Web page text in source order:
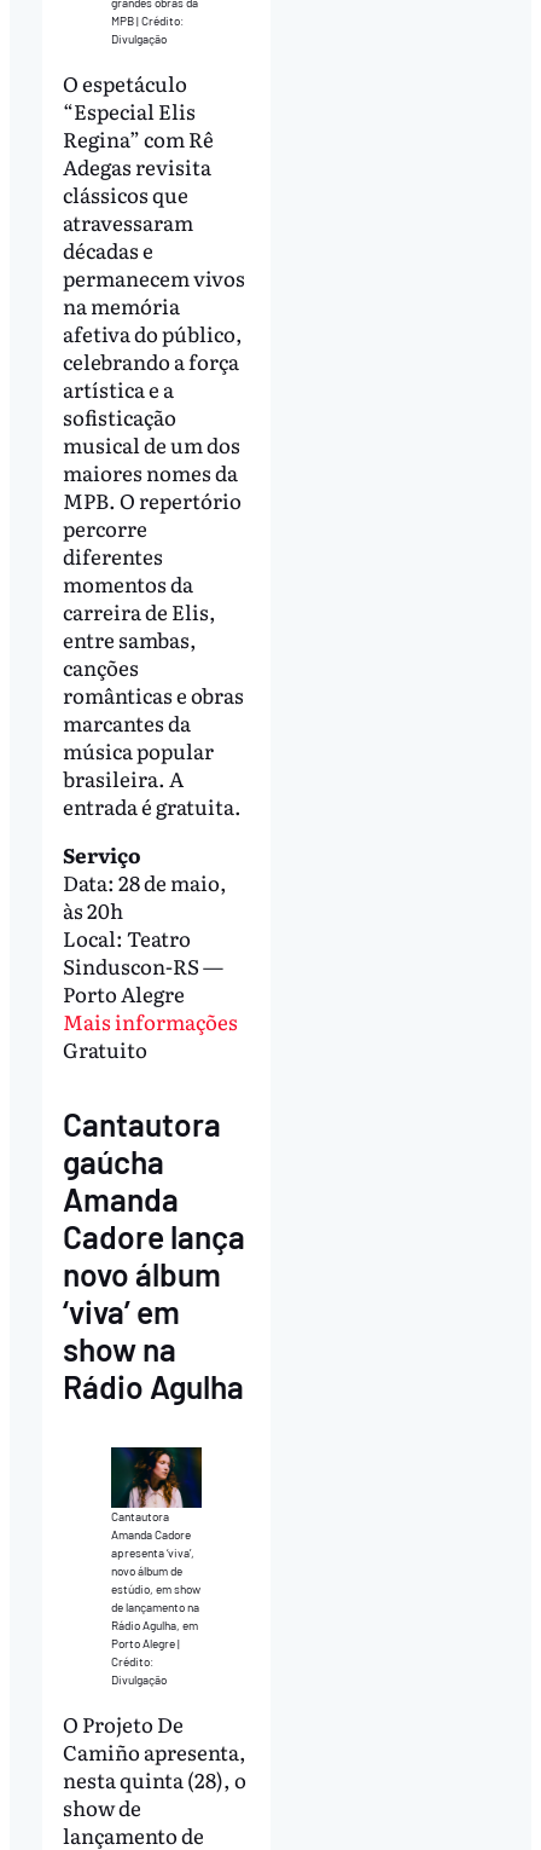
MPB | Crédito:
Divulgação
O espetáculo
“Especial Elis
Regina” com Rê
Adegas revisita
clássicos que
atravessaram
décadas e
permanecem vivos
na memória
afetiva do público,
celebrando a força
artística e a
sofisticação
musical de um dos
maiores nomes da
MPB. O repertório
percorre
diferentes
momentos da
carreira de Elis,
entre sambas,
canções
românticas e obras
marcantes da
música popular
brasileira. A
entrada é gratuita.
Serviço
Data: 28 de maio,
às 20h
Local: Teatro
Sinduscon-RS —
Porto Alegre
Mais informações
Gratuito
Cantautora
gaúcha
Amanda
Cadore lança
novo álbum
‘viva’ em
show na
Rádio Agulha
Cantautora
Amanda Cadore
apresenta ‘viva’,
novo álbum de
estúdio, em show
de lançamento na
Rádio Agulha, em
Porto Alegre |
Crédito:
Divulgação
O Projeto De
Camiño apresenta,
nesta quinta (28), o
show de
lançamento de